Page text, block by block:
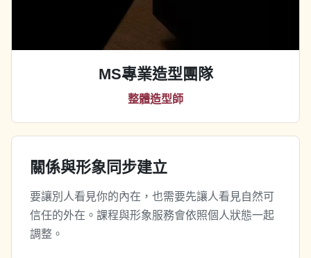
MS專業造型團隊
整體造型師
關係與形象同步建立
要讓別人看見你的內在，也需要先讓人看見自然可
信任的外在。課程與形象服務會依照個人狀態一起
調整。